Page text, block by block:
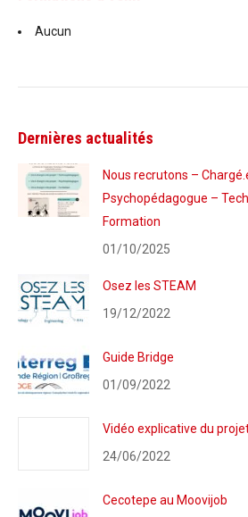
Aucun
Dernières actualités
Nous recrutons –
Psychopédagogue –
Formation
01/10/2025
Osez les STEAM
19/12/2022
Guide Bridge
01/09/2022
Vidéo explicative du
24/06/2022
Cecotepe au Moovijob